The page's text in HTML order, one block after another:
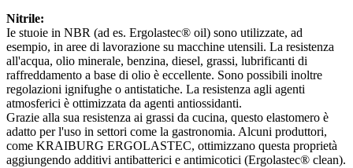
Nitrile:
Ie stuoie in NBR (ad es. Ergolastec® oil) sono utilizzate, ad
esempio, in aree di lavorazione su macchine utensili. La resistenza
all'acqua, olio minerale, benzina, diesel, grassi, lubrificanti di
raffreddamento a base di olio è eccellente. Sono possibili inoltre
regolazioni ignifughe o antistatiche. La resistenza agli agenti
atmosferici è ottimizzata da agenti antiossidanti.
Grazie alla sua resistenza ai grassi da cucina, questo elastomero è
adatto per l'uso in settori come la gastronomia. Alcuni produttori,
come KRAIBURG ERGOLASTEC, ottimizzano questa proprietà
aggiungendo additivi antibatterici e antimicotici (Ergolastec® clean).